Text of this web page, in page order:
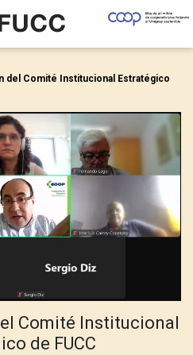
del Comité Institucional Estratégico
Comité Institucional
de FUCC